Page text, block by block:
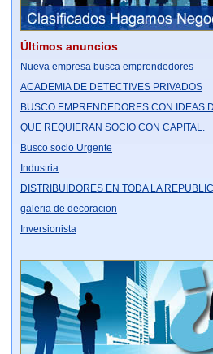
Últimos anuncios
Nueva empresa busca emprendedores
ACADEMIA DE DETECTIVES PRIVADOS
BUSCO EMPRENDEDORES CON IDEAS
QUE REQUIERAN SOCIO CON CAPITAL.
Busco socio Urgente
Industria
DISTRIBUIDORES EN TODA LA
galeria de decoracion
Inversionista